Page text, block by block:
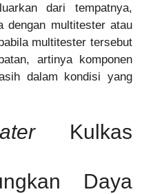
dari tempatnya,
dengan multitester atau
multitester tersebut
artinya komponen
dalam kondisi yang
Kulkas
Daya